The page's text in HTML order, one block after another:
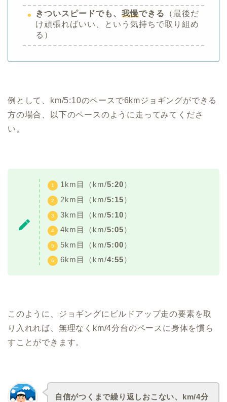
きついスピードでも、 我慢できる
（最後だ
け頑張ればいい、という気持ちで取り組め
る）
例として、km/5:10のペースで6kmジョギングができる
方の場合、以下のペースのように走ってみてくださ
い。
1km目（km/5:20）
2km目（km/5:15）
3km目（km/5:10）
4km目（km/5:05）
5km目（km/5:00）
6km目（km/4:55）
このように、ジョギングにビルドアップ走の要素を取
り入れれば、無理なくkm/4分台のペースに身体を慣ら
すことができます。
自信がつくまで繰り返しおこない、km/4分